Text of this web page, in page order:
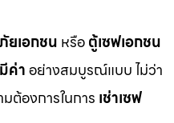
ยเอกชน หรือตู้เซฟเอกชน
ค่าอย่างสมบูรณ์แบบ ไม่ว่า
ต้องการในการ เช่าเซฟ